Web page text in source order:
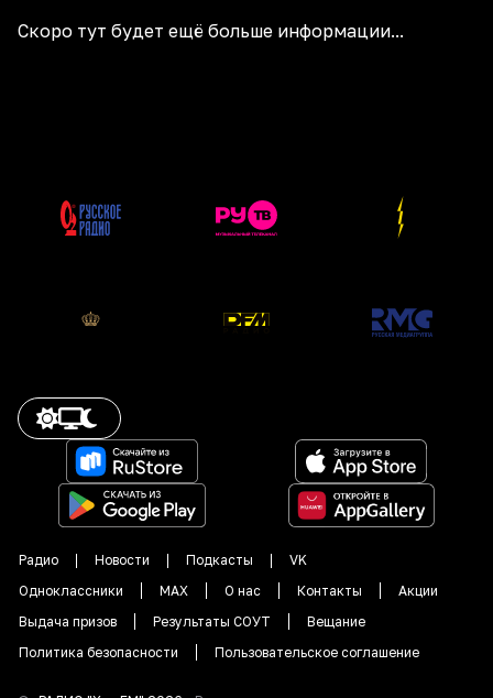
Скоро тут будет ещё больше информации...
Радио Новости Подкасты
VK
Одноклассники
MAX О нас Контакты
Акции
Выдача призов
Результаты СОУТ
Вещание
Политика безопасности
Пользовательское соглашение